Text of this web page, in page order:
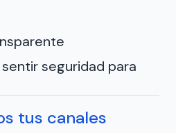
seguridad para
tus canales